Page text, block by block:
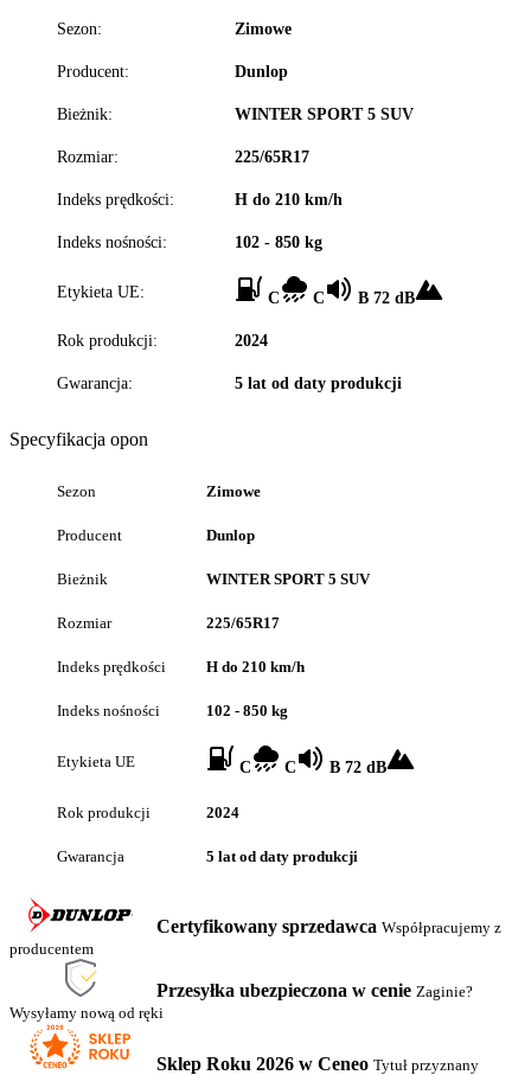
Sezon: Zimowe
Producent: Dunlop
Bieżnik: WINTER SPORT 5 SUV
Rozmiar: 225/65R17
Indeks prędkości: H do 210 km/h
Indeks nośności: 102 - 850 kg
Etykieta UE: C C B 72 dB
Rok produkcji: 2024
Gwarancja: 5 lat od daty produkcji
Specyfikacja opon
Sezon Zimowe
Producent Dunlop
Bieżnik WINTER SPORT 5 SUV
Rozmiar 225/65R17
Indeks prędkości H do 210 km/h
Indeks nośności 102 - 850 kg
Etykieta UE C C B 72 dB
Rok produkcji 2024
Gwarancja 5 lat od daty produkcji
Certyfikowany sprzedawca Współpracujemy z
producentem
Przesyłka ubezpieczona w cenie Zaginie?
Wysyłamy nową od ręki
Sklep Roku 2026 w Ceneo Tytuł przyznany